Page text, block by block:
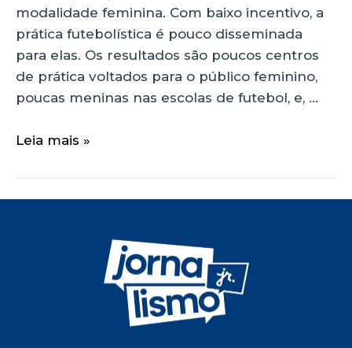
modalidade feminina. Com baixo incentivo, a
prática futebolística é pouco disseminada
para elas. Os resultados são poucos centros
de prática voltados para o público feminino,
poucas meninas nas escolas de futebol, e, …
Leia mais »